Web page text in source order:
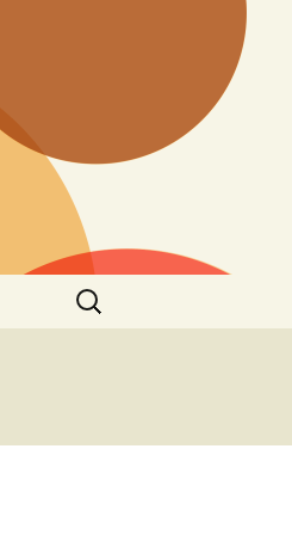
Rechercher :